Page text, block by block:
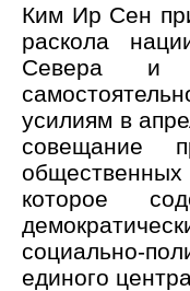
Ким Ир Сен
раскола
Севера и
усилиям в
совещание
которое
социально-
единого